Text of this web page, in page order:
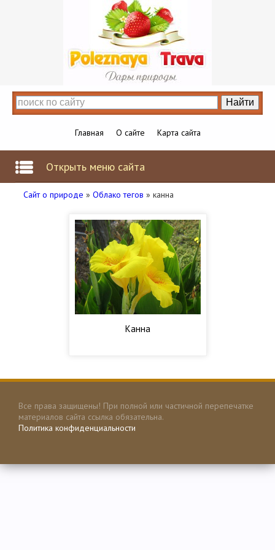
Главная О сайте Карта сайта
Открыть меню сайта
Сайт о природе » Облако тегов » канна
Канна
Все права защищены! При полной или частичной перепечатке
материалов сайта ссылка обязательна.
Политика конфиденциальности